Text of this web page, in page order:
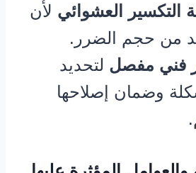
التكسير العشوائي لأن
من حجم الضرر.
فني مفصل لتحديد
وضمان إصلاحها